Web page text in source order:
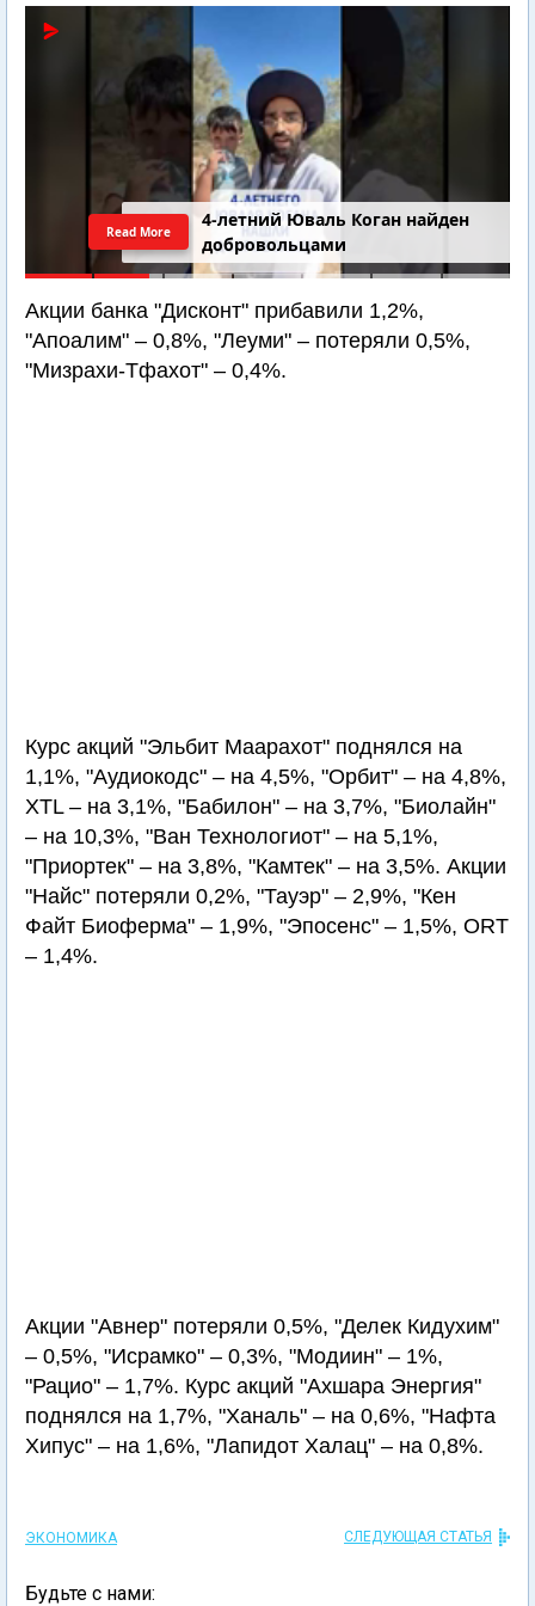
4-летний Юваль Коган найден
добровольцами
Read More
Акции банка "Дисконт" прибавили 1,2%,
"Апоалим" – 0,8%, "Леуми" – потеряли 0,5%,
"Мизрахи-Тфахот" – 0,4%.
Курс акций "Эльбит Маарахот" поднялся на
1,1%, "Аудиокодс" – на 4,5%, "Орбит" – на 4,8%,
XTL – на 3,1%, "Бабилон" – на 3,7%, "Биолайн"
– на 10,3%, "Ван Технологиот" – на 5,1%,
"Приортек" – на 3,8%, "Камтек" – на 3,5%. Акции
"Найс" потеряли 0,2%, "Тауэр" – 2,9%, "Кен
Файт Биоферма" – 1,9%, "Эпосенс" – 1,5%, ORT
– 1,4%.
Акции "Авнер" потеряли 0,5%, "Делек Кидухим"
– 0,5%, "Исрамко" – 0,3%, "Модиин" – 1%,
"Рацио" – 1,7%. Курс акций "Ахшара Энергия"
поднялся на 1,7%, "Ханаль" – на 0,6%, "Нафта
Хипус" – на 1,6%, "Лапидот Халац" – на 0,8%.
ЭКОНОМИКА СЛЕДУЮЩАЯ СТАТЬЯ
Будьте с нами: